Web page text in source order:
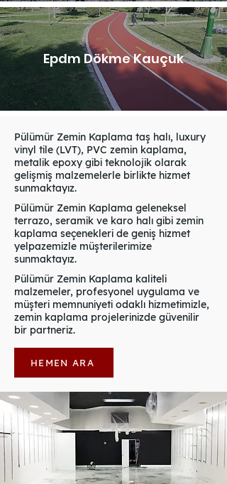
Epdm Dökme Kauçuk
Pülümür Zemin Kaplama taş halı, luxury
vinyl tile (LVT), PVC zemin kaplama,
metalik epoxy gibi teknolojik olarak
gelişmiş malzemelerle birlikte hizmet
sunmaktayız.
Pülümür Zemin Kaplama geleneksel
terrazo, seramik ve karo halı gibi zemin
kaplama seçenekleri de geniş hizmet
yelpazemizle müşterilerimize
sunmaktayız.
Pülümür Zemin Kaplama kaliteli
malzemeler, profesyonel uygulama ve
müşteri memnuniyeti odaklı hizmetimizle,
zemin kaplama projelerinizde güvenilir
bir partneriz.
HEMEN ARA